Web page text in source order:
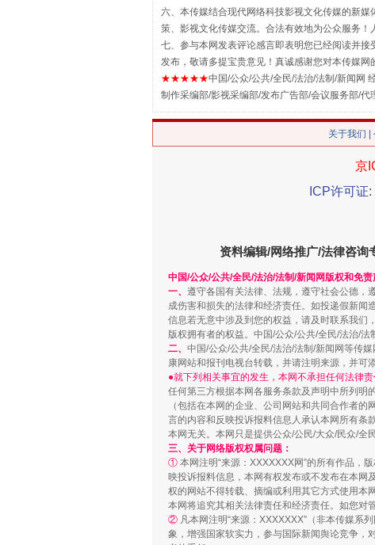
揭批美国五大"原罪"
解纷+调解+退费，一次搞定
站台名比不上好声名
六、本传媒结合现代网络科技影视文化传媒的新
策、影视文化传媒交流。合法有效地为公众服务！
七、参与本网发表评论感言即表明您已经阅读并
发布，敬请多提宝贵意见！真诚感谢您对本传媒
★★★★★中国/公众/公共/全民/法治/法制/新闻网
制作采编部/影视采编部/发布广告部/会议服务部/代
关于我们
京
ICP许可证
资料编辑/网络推广/法律咨询
中国/公众/公共/全民/法治/法制/新闻网版权和免责
一、 遵守各国有关法律、法规，遵守社会公德，
成伤害和损失的法律和经济责任。如投递假新闻
信息若无意中涉及到您的权益，请及时联系我们
版权拥有者的权益。中国/公众/公共/全民/法治/法
二、 中国/公众/公共/全民/法治/法制/新闻网等传
康网站和报刊电视台转载，并请注明来源，并可
●就下列相关事宜的发生，本网不承担任何法律
任何第三方根据本网各服务条款及声明中所列明
（包括在本网的企业、公司网站和共同合作者的
言的内容和反映投诉报料信息人承认本网所有条
本网无关。本网只是提供公众/公民/大众/民众/全
三、关于网络版权权属问题：
① 本网注明“来源：XXXXXXX网”的所有作品，
映投诉报料信息，本网有权发布或不发布在本网
权的网站不得转载、摘编或利用其它方式使用本
本网将追究其相关法律责任和经济责任。如您对
② 凡本网注明“来源：XXXXXXX”（非本传媒系
象，增强国家软实力，参与国际新闻舆论竞争，